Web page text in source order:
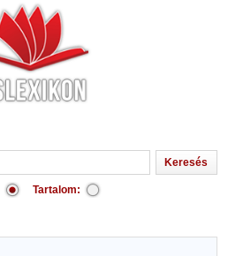
Tartalom: